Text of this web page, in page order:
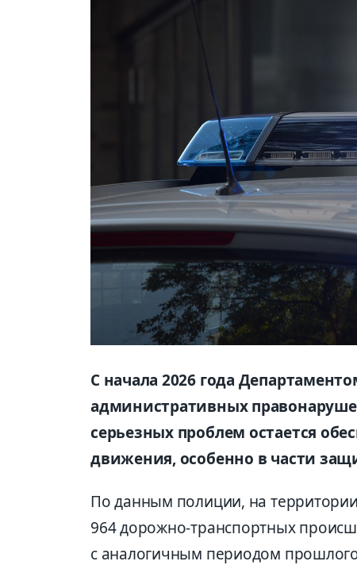
С начала 2026 года
административных
серьезных проблем остается
движения, особенно в части
По данным полиции, на
964 дорожно-транспортных
с аналогичным периодом прошлого